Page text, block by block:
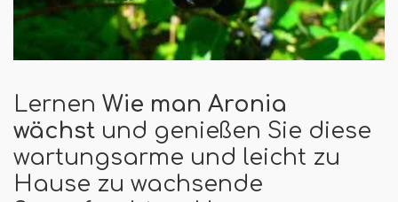
Lernen Wie man Aronia
wächst und genießen Sie diese
wartungsarme und leicht zu
Hause zu wachsende